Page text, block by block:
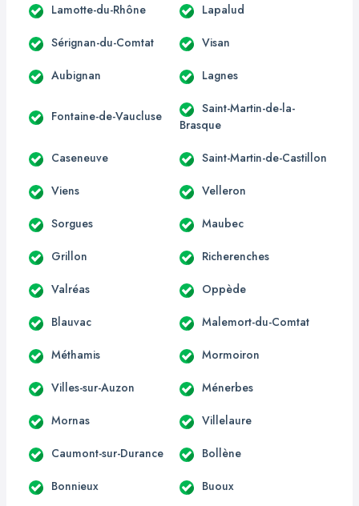
Lamotte-du-Rhône Lapalud
Sérignan-du-Comtat Visan
Aubignan Lagnes
Fontaine-de-Vaucluse
Saint-Martin-de-la-
Brasque
Caseneuve Saint-Martin-de-Castillon
Viens Velleron
Sorgues Maubec
Grillon Richerenches
Valréas Oppède
Blauvac Malemort-du-Comtat
Méthamis Mormoiron
Villes-sur-Auzon Ménerbes
Mornas Villelaure
Caumont-sur-Durance Bollène
Bonnieux Buoux